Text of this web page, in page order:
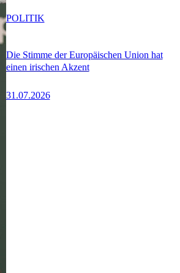
Die Stimme der Europäischen Union hat
einen irischen Akzent
31.07.2026
POLITIK